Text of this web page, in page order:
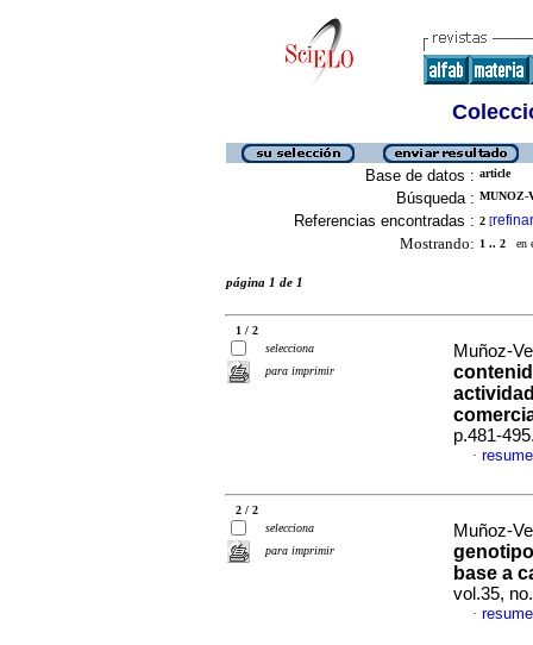
Base de datos : article
Búsqueda :
Referencias encontradas : 2 [refinar
Mostrando: 1 .. 2 en
página 1 de 1
1 / 2
selecciona
para imprimir
Muñoz-
p.481-
·
2 / 2
selecciona
para imprimir
Muñoz-
base a
vol.35,
·